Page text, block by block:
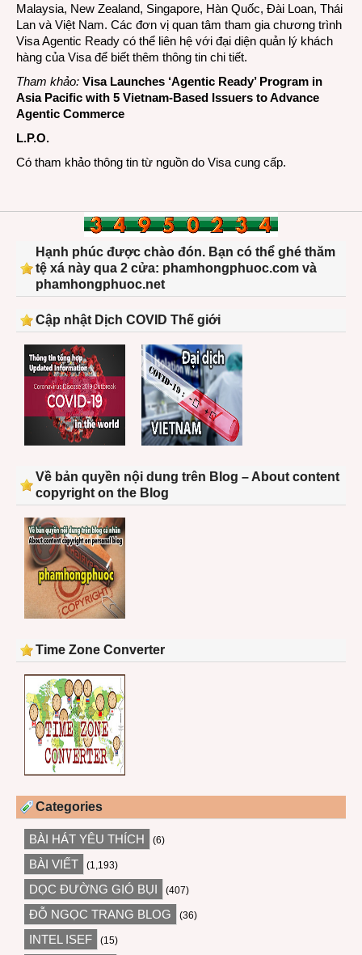
Malaysia, New Zealand, Singapore, Hàn Quốc, Đài Loan, Thái
Lan và Việt Nam. Các đơn vị quan tâm tham gia chương trình
Visa Agentic Ready có thể liên hệ với đại diện quản lý khách
hàng của Visa để biết thêm thông tin chi tiết.
Tham khảo: Visa Launches ‘Agentic Ready’ Program in
Asia Pacific with 5 Vietnam-Based Issuers to Advance
Agentic Commerce
L.P.O.
Có tham khảo thông tin từ nguồn do Visa cung cấp.
Hạnh phúc được chào đón. Bạn có thể ghé thăm
tệ xá này qua 2 cửa: phamhongphuoc.com và
phamhongphuoc.net
Cập nhật Dịch COVID Thế giới
Về bản quyền nội dung trên Blog – About content
copyright on the Blog
Time Zone Converter
Categories
BÀI HÁT YÊU THÍCH (6)
BÀI VIẾT (1,193)
DỌC ĐƯỜNG GIÓ BỤI (407)
ĐỖ NGỌC TRANG BLOG (36)
INTEL ISEF (15)